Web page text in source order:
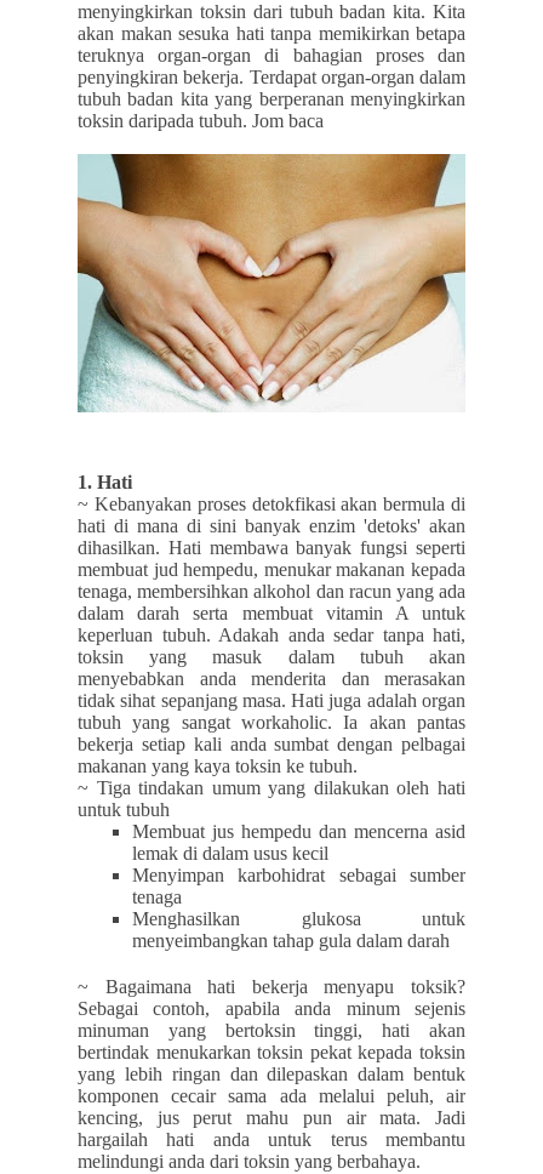
menyingkirkan toksin dari tubuh badan kita. Kita
akan makan sesuka hati tanpa memikirkan betapa
teruknya organ-organ di bahagian proses dan
penyingkiran bekerja. Terdapat organ-organ dalam
tubuh badan kita yang berperanan menyingkirkan
toksin daripada tubuh. Jom baca
1. Hati
~ Kebanyakan proses detokfikasi akan bermula di
hati di mana di sini banyak enzim 'detoks' akan
dihasilkan. Hati membawa banyak fungsi seperti
membuat jud hempedu, menukar makanan kepada
tenaga, membersihkan alkohol dan racun yang ada
dalam darah serta membuat vitamin A untuk
keperluan tubuh. Adakah anda sedar tanpa hati,
toksin yang masuk dalam tubuh akan
menyebabkan anda menderita dan merasakan
tidak sihat sepanjang masa. Hati juga adalah organ
tubuh yang sangat workaholic. Ia akan pantas
bekerja setiap kali anda sumbat dengan pelbagai
makanan yang kaya toksin ke tubuh.
~ Tiga tindakan umum yang dilakukan oleh hati
untuk tubuh
Membuat jus hempedu dan mencerna asid
lemak di dalam usus kecil
Menyimpan karbohidrat sebagai sumber
tenaga
Menghasilkan glukosa untuk
menyeimbangkan tahap gula dalam darah
~ Bagaimana hati bekerja menyapu toksik?
Sebagai contoh, apabila anda minum sejenis
minuman yang bertoksin tinggi, hati akan
bertindak menukarkan toksin pekat kepada toksin
yang lebih ringan dan dilepaskan dalam bentuk
komponen cecair sama ada melalui peluh, air
kencing, jus perut mahu pun air mata. Jadi
hargailah hati anda untuk terus membantu
melindungi anda dari toksin yang berbahaya.